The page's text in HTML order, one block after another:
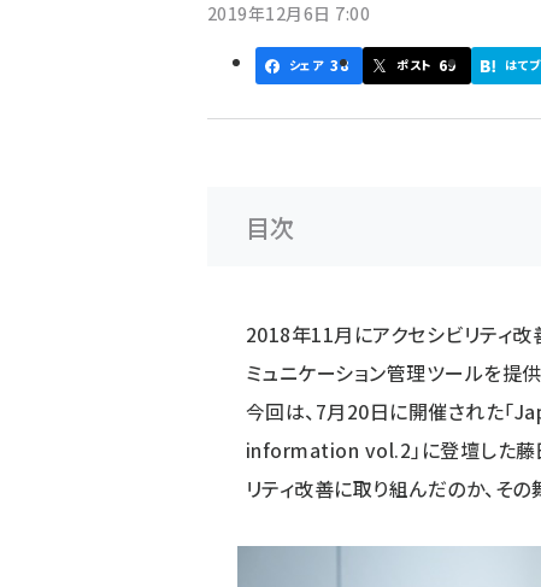
2019年12月6日 7:00
シェア 38 ポスト 69 はてブ
目次
2018年11月にアクセシビリティ改
ミュニケーション管理ツールを提供
今回は、7月20日に開催された「
information vol.2」に登壇した
リティ改善に取り組んだのか、その